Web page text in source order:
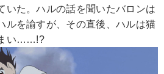
いた。ハルの話を聞いたバロンは
ルを諭すが、その直後、ハルは猫
まい……!?